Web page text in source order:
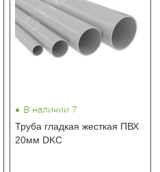
• В наличии 7
Труба гладкая жесткая ПВХ
20мм DKC